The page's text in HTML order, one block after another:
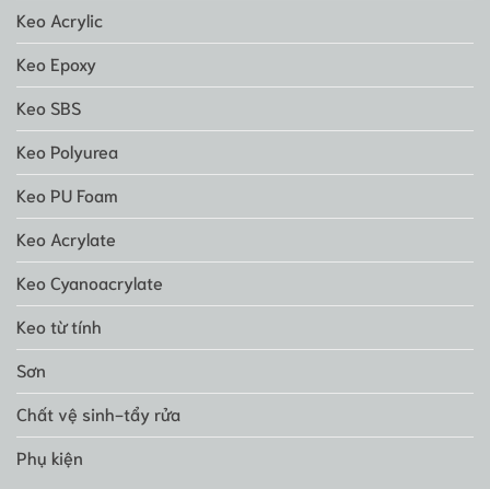
Keo Acrylic
Keo Epoxy
Keo SBS
Keo Polyurea
Keo PU Foam
Keo Acrylate
Keo Cyanoacrylate
Keo từ tính
Sơn
Chất vệ sinh-tẩy rửa
Phụ kiện